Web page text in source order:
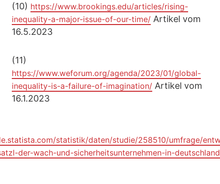
(10) https://www.brookings.edu/articles/rising-
inequality-a-major-issue-of-our-time/ Artikel vom
16.5.2023
(11)
https://www.weforum.org/agenda/2023/01/global-
inequality-is-a-failure-of-imagination/ Artikel vom
16.1.2023
statistik/daten/studie/258510/umfrage/
der-wach-und-sicherheitsunternehmen-in-